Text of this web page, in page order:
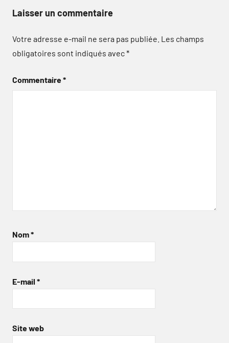
Laisser un commentaire
Votre adresse e-mail ne sera pas publiée. Les champs
obligatoires sont indiqués avec*
Commentaire*
Nom*
E-mail *
Site web